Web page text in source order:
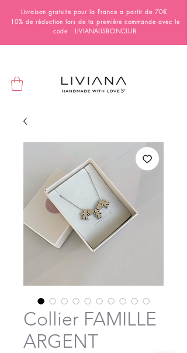
Livraison gratuite pour la France a partir de 70€
10% de réduction lors de ta première commande avec le
code LIVIANALISBONCLUB
Collier FAMILLE
ARGENT